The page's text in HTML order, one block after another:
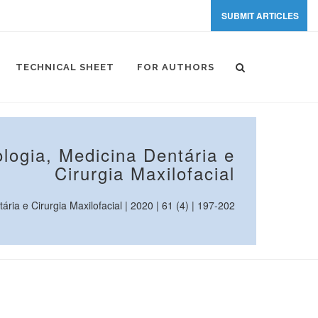
SUBMIT ARTICLES
TECHNICAL SHEET FOR AUTHORS
Medicina Dentária e
Cirurgia Maxilofacial
e Cirurgia Maxilofacial | 2020 | 61 (4) | 197-202